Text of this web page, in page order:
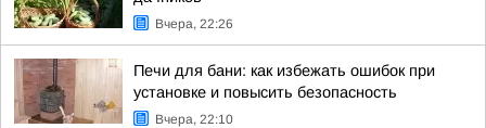
Вчера, 22:26
Печи для бани: как избежать ошибок при
установке и повысить безопасность
Вчера, 22:10